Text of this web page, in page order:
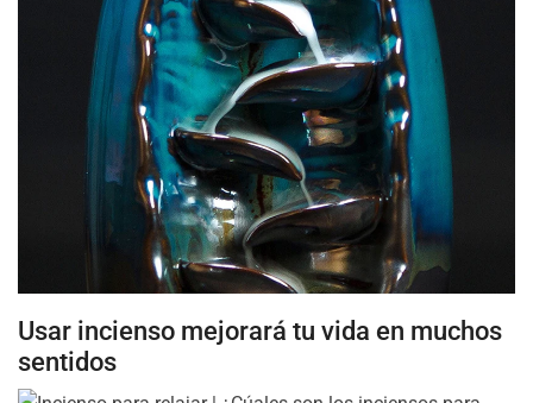
Usar incienso mejorará tu vida en muchos
sentidos